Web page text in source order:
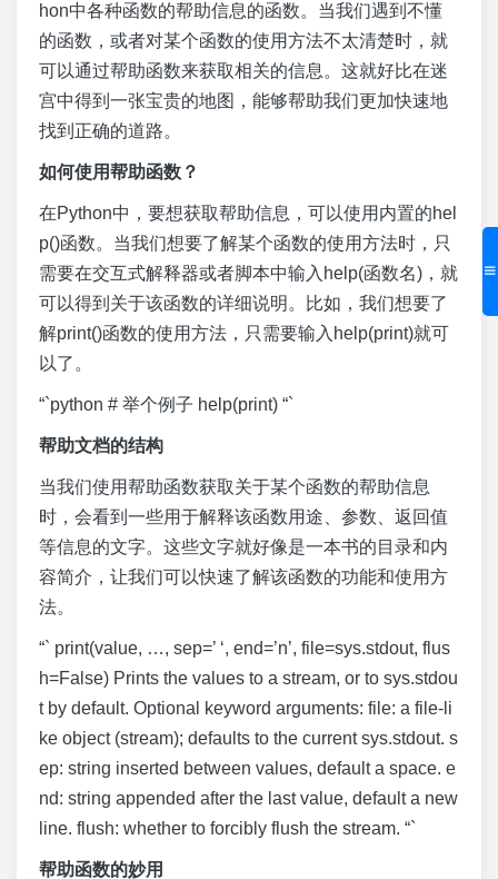
hon中各种函数的帮助信息的函数。当我们遇到不懂
的函数，或者对某个函数的使用方法不太清楚时，就
可以通过帮助函数来获取相关的信息。这就好比在迷
宫中得到一张宝贵的地图，能够帮助我们更加快速地
找到正确的道路。
如何使用帮助函数？
在Python中，要想获取帮助信息，可以使用内置的hel
p()函数。当我们想要了解某个函数的使用方法时，只
需要在交互式解释器或者脚本中输入help(函数名)，就
可以得到关于该函数的详细说明。比如，我们想要了
解print()函数的使用方法，只需要输入help(print)就可
以了。
“`python # 举个例子 help(print) “`
帮助文档的结构
当我们使用帮助函数获取关于某个函数的帮助信息
时，会看到一些用于解释该函数用途、参数、返回值
等信息的文字。这些文字就好像是一本书的目录和内
容简介，让我们可以快速了解该函数的功能和使用方
法。
“` print(value, …, sep=’ ‘, end=’n’, file=sys.stdout, flus
h=False) Prints the values to a stream, or to sys.stdou
t by default. Optional keyword arguments: file: a file-li
ke object (stream); defaults to the current sys.stdout. s
ep: string inserted between values, default a space. e
nd: string appended after the last value, default a new
line. flush: whether to forcibly flush the stream. “`
帮助函数的妙用